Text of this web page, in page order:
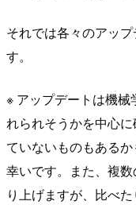
それでは各々のアッ
す。
※ アップデートは機械
れられそうかを中心
ていないものもある
幸いです。また、複
り上げますが、比べ